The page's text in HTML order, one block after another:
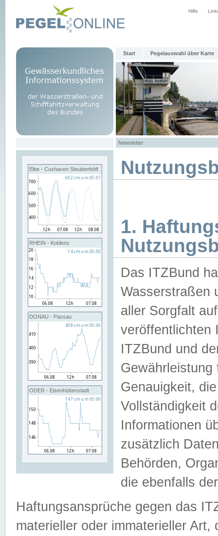
Hilfe
Start Pegelauswahl über Karte
Newsletter
Elbe - Cuxhaven Steubenhöft
RHEIN - Koblenz
DONAU - Passau
ODER - Eisenhüttenstadt
1.
Das ITZBund
Wasserstraßen
aller Sorgfalt
veröffentlichten
ITZBund und
Genauigkeit,
Vollständigkeit
Informationen
zusätzlich
Behörden,
die ebenfalls
Haftungsansprüche gegen das
materieller oder immaterieller